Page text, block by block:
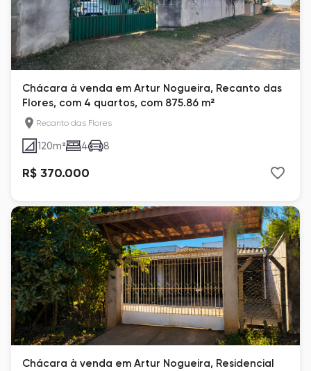
Chácara à venda em Artur Nogueira, Recanto das
Flores, com 4 quartos, com 875.86 m²
Recanto das Flores
120m² 4 8
R$ 370.000
Chácara à venda em Artur Nogueira, Residencial